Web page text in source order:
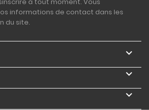
à tout moment. Vous
informations de contact dans les
du site.


